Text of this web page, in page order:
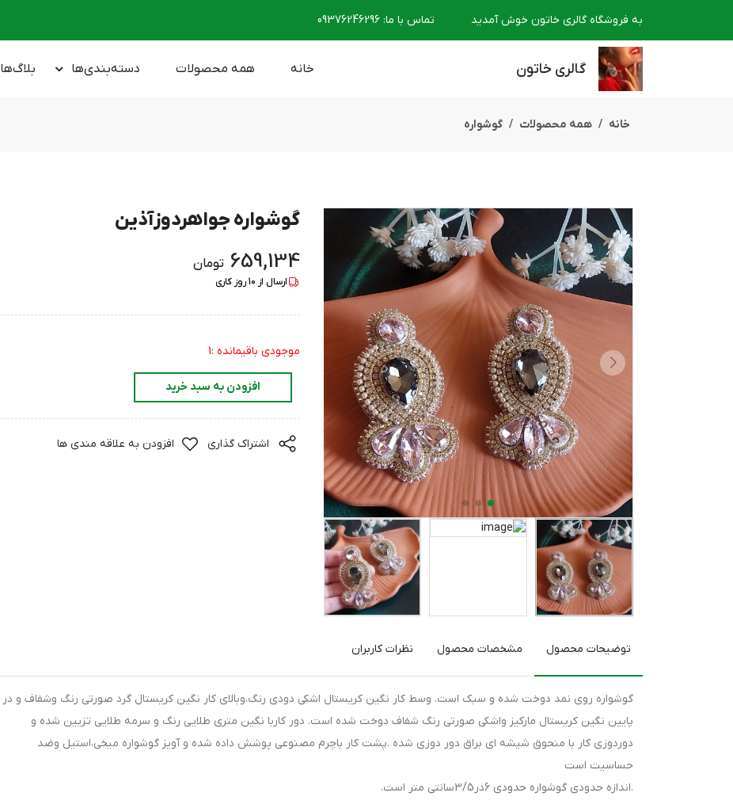
به فروشگاه گالری خاتون خوش آمدید تماس با ما:
09376246296
گالری خاتون خانه همه محصولات دسته‌بندی‌ها بلاگ‌ها
خانه همه محصولات گوشواره
گوشواره جواهردوزآذین
659,134 تومان
ارسال از 10روز کاری
موجودی باقیمانده :1
افزودن به سبد خرید
اشتراک گذاری افزودن به علاقه مندی ها
توضیحات محصول مشخصات محصول نظرات کاربران
گوشواره روی نمد دوخت شده و سبک است. وسط کار نگین کریستال اشکی دودی رنگ،وبالای کار نگین کریستال گرد صورتی رنگ وشفاف و در
پایین نگین کریستال مارکیز واشکی صورتی رنگ شفاف دوخت شده است. دور کاربا نگین متری طلایی رنگ و سرمه طلایی تزیین شده و
دوردوزی کار با منحوق شیشه ای براق دور دوزی شده .پشت کار باچرم مصنوعی پوشش داده شده و آویز گوشواره میخی،استیل وضد
حساسیت است
.اندازه حدودی گوشواره حدودی 6در3/5سانتی متر است.